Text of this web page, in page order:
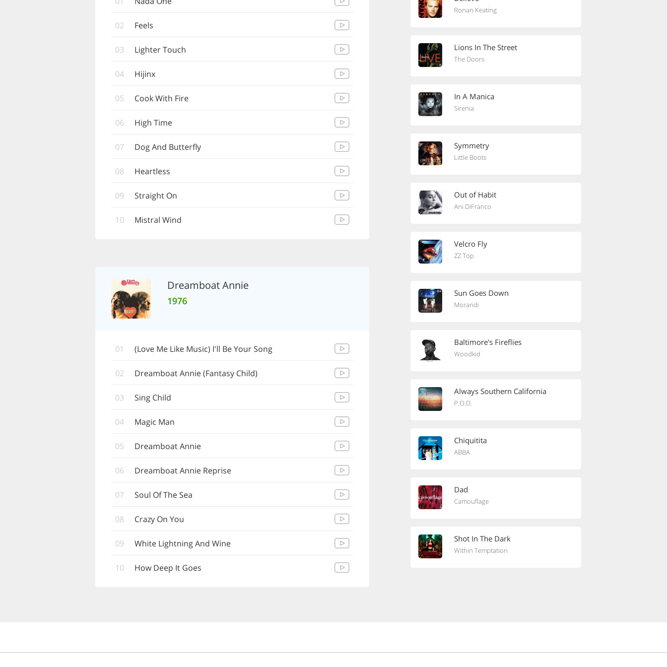
02 Feels
03 Lighter Touch
04 Hijinx
05 Cook With Fire
06 High Time
07 Dog And Butterfly
08 Heartless
09 Straight On
10 Mistral Wind
Dreamboat Annie
1976
01 (Love Me Like Music) I'll Be Your Song
02 Dreamboat Annie (Fantasy Child)
03 Sing Child
04 Magic Man
05 Dreamboat Annie
06 Dreamboat Annie Reprise
07 Soul Of The Sea
08 Crazy On You
09 White Lightning And Wine
10 How Deep It Goes
Ronan Keating
Lions In The Street
The Doors
In A Manica
Sirenia
Symmetry
Little Boots
Out of Habit
Ani DiFranco
Velcro Fly
ZZ Top
Sun Goes Down
Morandi
Baltimore's Fireflies
Woodkid
Always Southern California
P.O.D.
Chiquitita
ABBA
Dad
Camouflage
Shot In The Dark
Within Temptation